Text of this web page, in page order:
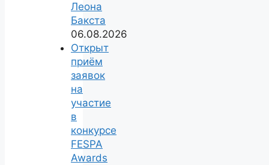
Леона
Бакста
06.08.2026
Открыт
приём
заявок
на
участие
в
конкурсе
FESPA
Awards